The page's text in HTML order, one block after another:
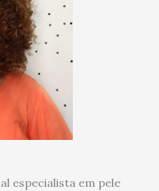
especialista em pele